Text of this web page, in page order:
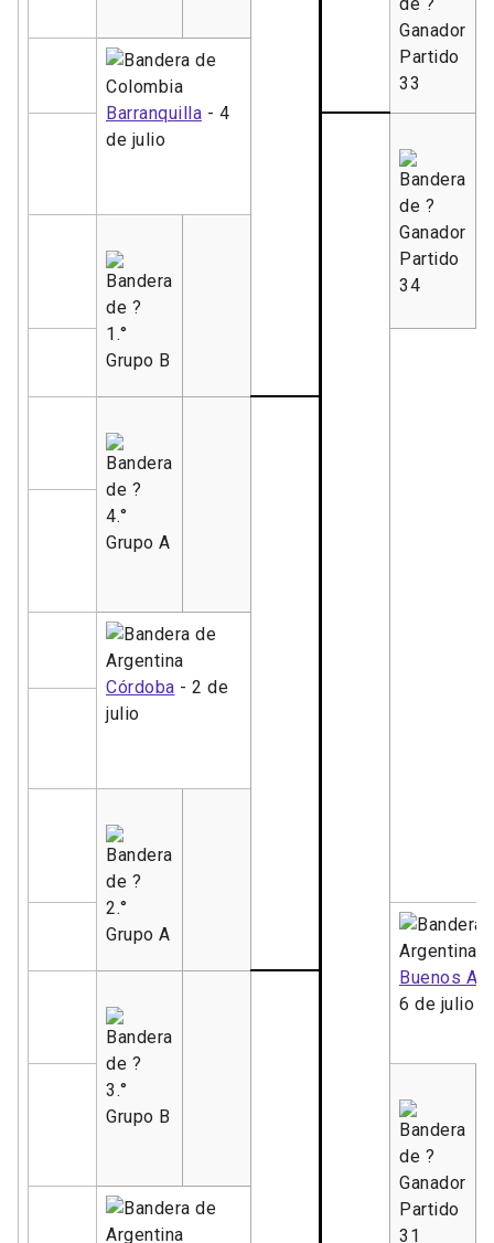
Ganador
Partido
33
Barranquilla - 4
de julio
Ganador
Partido
34
1.°
Grupo B
4.°
Grupo A
Córdoba - 2 de
julio
2.°
Grupo A
Buenos
6 de julio
3.°
Grupo B
Ganador
Partido
31